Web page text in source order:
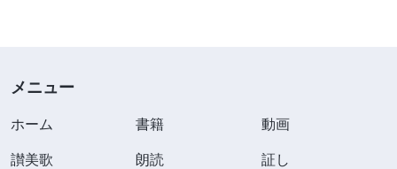
メニュー
ホーム 書籍
動画
讃美歌
朗読
証し